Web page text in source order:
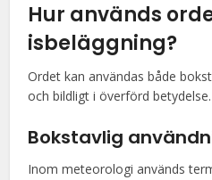
Hur används
isbeläggning?
Ordet kan användas både
och bildligt i överförd betydelse.
Bokstavlig
Inom meteorologi används